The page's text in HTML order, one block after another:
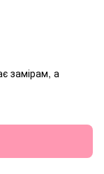
замірам, а